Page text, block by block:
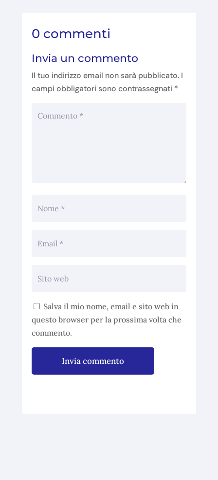
0 commenti
Invia un commento
Il tuo indirizzo email non sarà pubblicato. I
campi obbligatori sono contrassegnati *
Salva il mio nome, email e sito web in
questo browser per la prossima volta che
commento.
Invia commento